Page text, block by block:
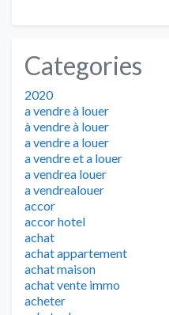
Categories
2020
a vendre à louer
à vendre à louer
a vendre a louer
a vendre et a louer
a vendrea louer
a vendrealouer
accor
accor hotel
achat
achat appartement
achat maison
achat vente immo
acheter